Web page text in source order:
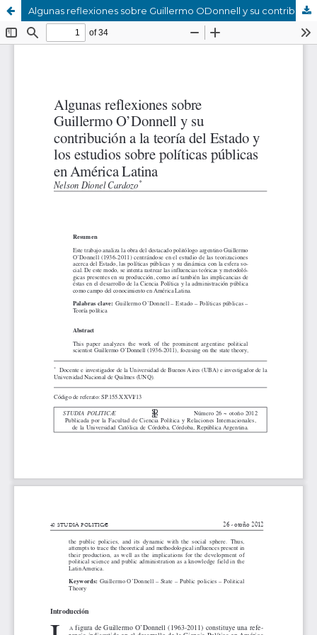
Algunas reflexiones sobre Guillermo ODonnell y su contribución a la teoría del Estado y los estudios sobre políticas públicas en América Latina